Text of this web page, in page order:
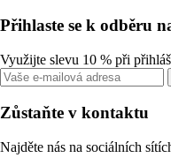
Přihlaste se k odběru
Využijte slevu 10 % při
Zůstaňte v kontaktu
Najděte nás na sociálních